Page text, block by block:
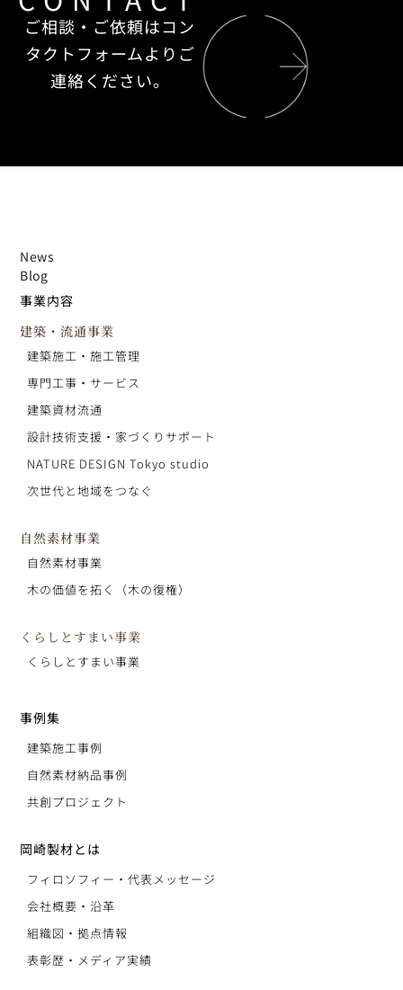
ご相談・ご依頼はコン
タクトフォームよりご
連絡ください。
News
Blog
事業内容
建築・流通事業
建築施工・施工管理
専門工事・サービス
建築資材流通
設計技術支援・家づくりサポート
NATURE DESIGN Tokyo studio
次世代と地域をつなぐ
自然素材事業
自然素材事業
木の価値を拓く（木の復権）
くらしとすまい事業
くらしとすまい事業
事例集
建築施工事例
自然素材納品事例
共創プロジェクト
岡崎製材とは
フィロソフィー・代表メッセージ
会社概要・沿革
組織図・拠点情報
表彰歴・メディア実績